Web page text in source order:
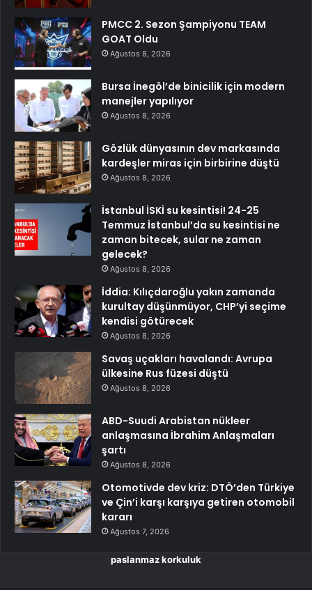
PMCC 2. Sezon Şampiyonu TEAM
GOAT Oldu
Ağustos 8, 2026
Bursa İnegöl’de binicilik için modern
manejler yapılıyor
Ağustos 8, 2026
Gözlük dünyasının dev markasında
kardeşler miras için birbirine düştü
Ağustos 8, 2026
İstanbul İSKİ su kesintisi! 24-25
Temmuz İstanbul’da su kesintisi ne
zaman bitecek, sular ne zaman
gelecek?
Ağustos 8, 2026
İddia: Kılıçdaroğlu yakın zamanda
kurultay düşünmüyor, CHP’yi seçime
kendisi götürecek
Ağustos 8, 2026
Savaş uçakları havalandı: Avrupa
ülkesine Rus füzesi düştü
Ağustos 8, 2026
ABD-Suudi Arabistan nükleer
anlaşmasına İbrahim Anlaşmaları
şartı
Ağustos 8, 2026
Otomotivde dev kriz: DTÖ’den Türkiye
ve Çin’i karşı karşıya getiren otomobil
kararı
Ağustos 7, 2026
paslanmaz korkuluk